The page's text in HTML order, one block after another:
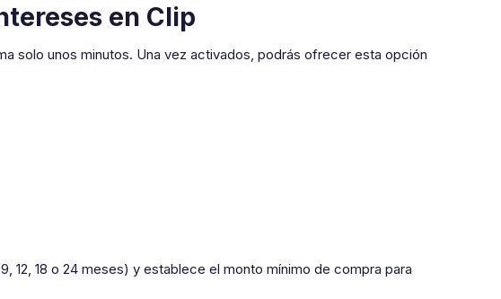
en Clip
solo unos minutos. Una vez activados, podrás ofrecer esta opción
12, 18 o 24 meses) y establece el monto mínimo de compra para